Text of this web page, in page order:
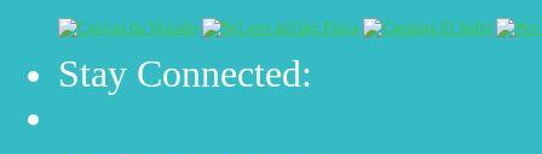
Stay Connected: